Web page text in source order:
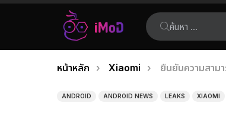
ค้นหา:
เรื่อง
ล่าสุด
คุณอยู่ที่นี่:
หน้าหลัก Xiaomi ยืนยันความสาม
ANDROID ANDROID NEWS LEAKS XIAOMI